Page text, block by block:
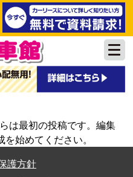
は最初の投稿です。編集
始めてください。
護方針